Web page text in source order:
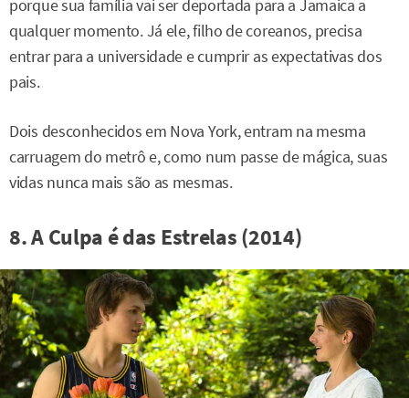
porque sua família vai ser deportada para a Jamaica a
qualquer momento. Já ele, filho de coreanos, precisa
entrar para a universidade e cumprir as expectativas dos
pais.
Dois desconhecidos em Nova York, entram na mesma
carruagem do metrô e, como num passe de mágica, suas
vidas nunca mais são as mesmas.
8. A Culpa é das Estrelas (2014)